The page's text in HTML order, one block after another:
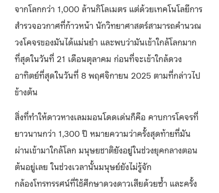
จากโลกกว่า 1,000 ล้านกิโลเมตร แต่ด้วยเทคโนโลยีการ
สำรวจอวกาศที่ก้าวหน้า นักวิทยาศาสตร์สามารถคำนวณ
วงโคจรของมันได้แม่นยำ และพบว่ามันเข้าใกล้โลกมาก
ที่สุดในวันที่ 21 เดือนตุลาคม ก่อนที่จะเข้าใกล้ดวง
อาทิตย์ที่สุดในวันที่ 8 พฤศจิกายน 2025 ตามที่กล่าวไป
ข้างต้น
สิ่งที่ทำให้ดาวหางเลมมอนโดดเด่นก็คือ คาบการโคจรที่
ยาวนานกว่า 1,300 ปี หมายความว่าครั้งสุดท้ายที่มัน
ผ่านเข้ามาใกล้โลก มนุษยชาติยังอยู่ในช่วงยุคกลางตอน
ต้นอยู่เลย ในช่วงเวลานั้นมนุษย์ยังไม่รู้จัก
กล้องโทรทรรศน์ที่ใช้ศึกษาดวงดาวเสียด้วยซ้ำ และครั้ง